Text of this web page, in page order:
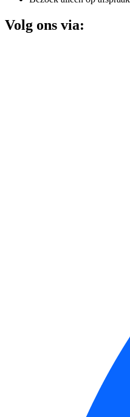
Volg ons via: